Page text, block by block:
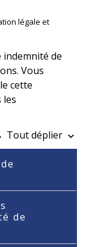
légale et
de
Vous
cette
les
Tout déplier keyboard_arrow_down
de